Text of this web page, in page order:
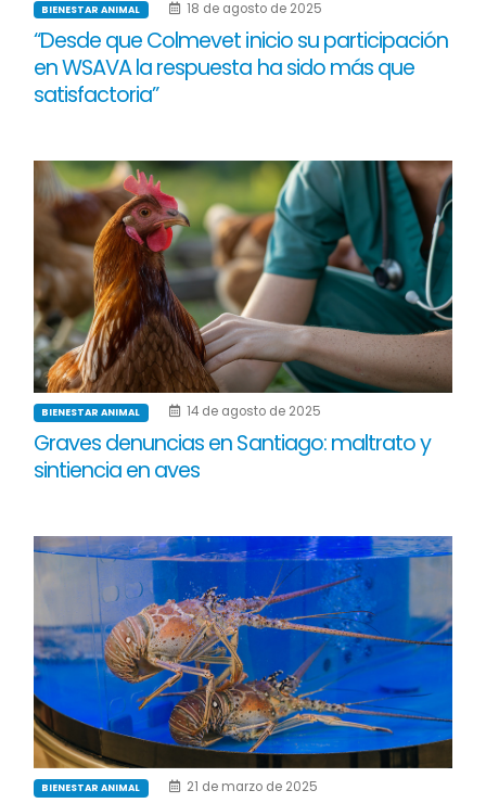
BIENESTAR ANIMAL 18 de agosto de 2025
“Desde que Colmevet inicio su participación
en WSAVA la respuesta ha sido más que
satisfactoria”
BIENESTAR ANIMAL 14 de agosto de 2025
Graves denuncias en Santiago: maltrato y
sintiencia en aves
BIENESTAR ANIMAL 21 de marzo de 2025